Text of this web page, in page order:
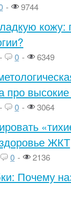
- 9744
кожу:
- 0 - 6349
про высокие
- 0 - 3064
ЖКТ
0 - 2136
Почему